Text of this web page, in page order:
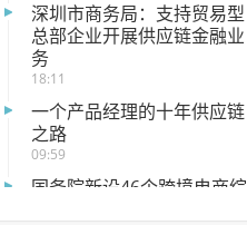
深圳市商务局：支持贸易型
总部企业开展供应链金融业
务
18:11
一个产品经理的十年供应链
之路
09:59
国务院新设46个跨境电商综